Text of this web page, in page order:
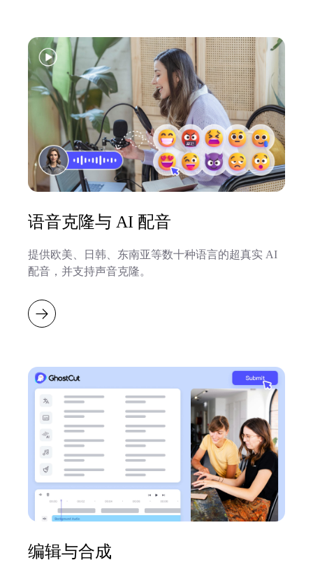
语音克隆与 AI 配音
提供欧美、日韩、东南亚等数十种语言的超真实 AI
配音，并支持声音克隆。
编辑与合成